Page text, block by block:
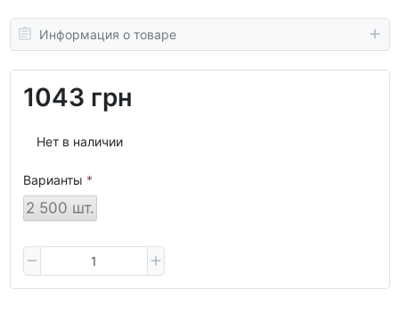
Информация о товаре
1043 грн
Нет в наличии
Варианты
2 500 шт.